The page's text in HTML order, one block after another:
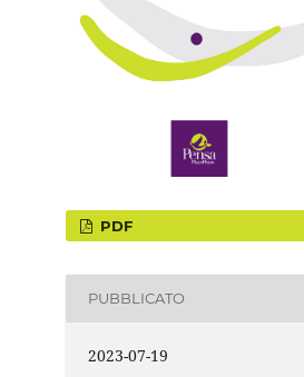
PDF
PUBBLICATO
2023-07-19